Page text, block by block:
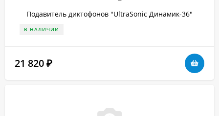
Подавитель диктофонов "UltraSonic Динамик-36"
В НАЛИЧИИ
21 820 ₽